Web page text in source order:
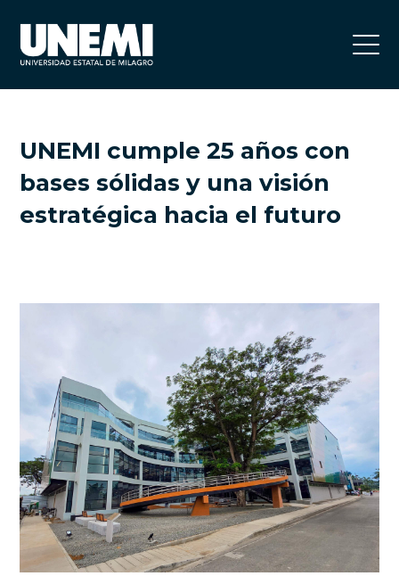
UNEMI cumple 25 años con
bases sólidas y una visión
estratégica hacia el futuro